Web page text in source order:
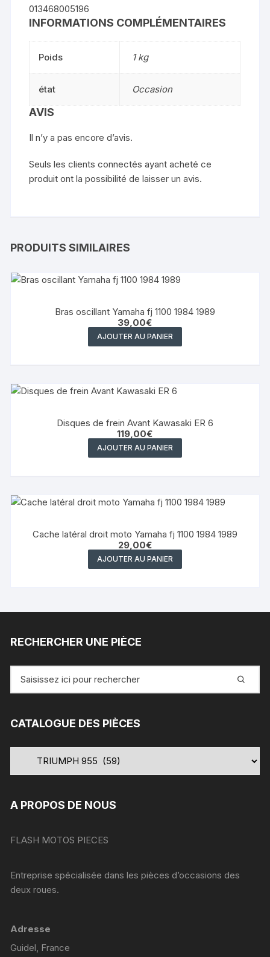
013468005196
INFORMATIONS COMPLÉMENTAIRES
Poids 1 kg
état Occasion
AVIS
Il n’y a pas encore d’avis.
Seuls les clients connectés ayant acheté ce
produit ont la possibilité de laisser un avis.
PRODUITS SIMILAIRES
Bras oscillant Yamaha fj 1100 1984 1989
39,00€
AJOUTER AU PANIER
Disques de frein Avant Kawasaki ER 6
119,00€
AJOUTER AU PANIER
Cache latéral droit moto Yamaha fj 1100 1984 1989
29,00€
AJOUTER AU PANIER
RECHERCHER UNE PIÈCE
pour
CATALOGUE DES PIÈCES
A PROPOS DE NOUS
FLASH MOTOS PIECES
Entreprise spécialisée dans les pièces d’occasions des
deux roues.
Adresse
Guidel, France